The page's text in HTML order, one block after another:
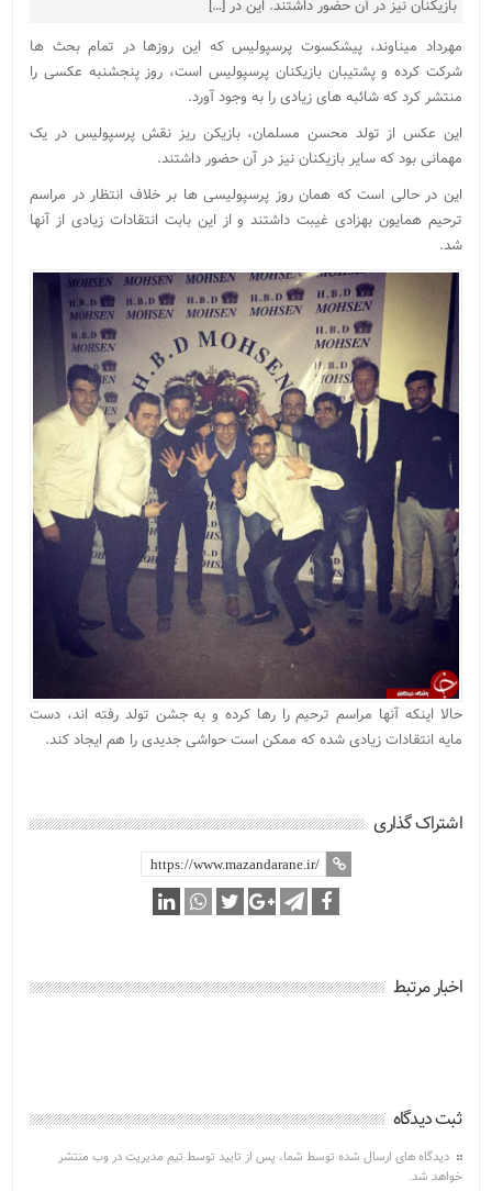
بازیکنان نیز در آن حضور داشتند. این در […]
مهرداد میناوند، پیشکسوت پرسپولیس که این روزها در تمام بحث ها
شرکت کرده و پشتیبان بازیکنان پرسپولیس است، روز پنجشنبه عکسی را
منتشر کرد که شائبه های زیادی را به وجود آورد.
این عکس از تولد محسن مسلمان، بازیکن ریز نقش پرسپولیس در یک
مهمانی بود که سایر بازیکنان نیز در آن حضور داشتند.
این در حالی است که همان روز پرسپولیسی ها بر خلاف انتظار در مراسم
ترحیم همایون بهزادی غیبت داشتند و از این بابت انتقادات زیادی از آنها
شد.
حالا اینکه آنها مراسم ترحیم را رها کرده و به جشن تولد رفته اند، دست
مایه انتقادات زیادی شده که ممکن است حواشی جدیدی را هم ایجاد کند.
اشتراک گذاری
اخبار مرتبط
ثبت دیدگاه
دیدگاه های ارسال شده توسط شما، پس از تایید توسط تیم مدیریت در وب منتشر
خواهد شد.